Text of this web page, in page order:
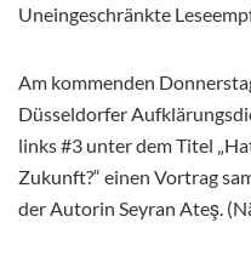
Uneingeschränkte
Am kommenden
Düsseldorfer
links #3 unter dem Titel
Zukunft?“ einen Vortrag
der Autorin Seyran Ateş.